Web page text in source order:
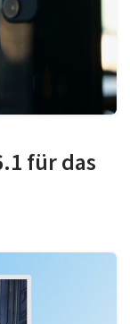
für das